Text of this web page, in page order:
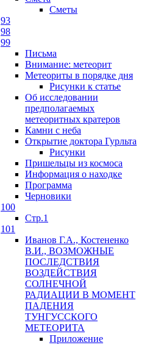
Сметы
93
98
99
Письма
Внимание: метеорит
Метеориты в порядке дня
Рисунки к статье
Об исследовании
предполагаемых
метеоритных кратеров
Камни с неба
Открытие доктора Гурльта
Рисунки
Пришельцы из космоса
Информация о находке
Программа
Черновики
100
Стр.1
101
Иванов Г.А., Костененко
В.И., ВОЗМОЖНЫЕ
ПОСЛЕДСТВИЯ
ВОЗДЕЙСТВИЯ
СОЛНЕЧНОЙ
РАДИАЦИИ В МОМЕНТ
ПАДЕНИЯ
ТУНГУССКОГО
MЕТЕОРИТА
Приложение